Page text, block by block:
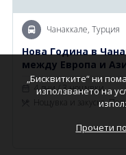
Чанаккале, Турция
Новa Година в
между Европа и
4 дни / 3 нощувки
Нощувка и закуска,
„Бисквитките“ ни
използването на
Прочети